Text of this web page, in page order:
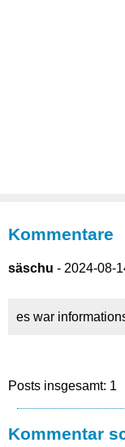
Kommentare
säschu - 2024-08-
es war
Posts insgesamt: 1
Kommentar